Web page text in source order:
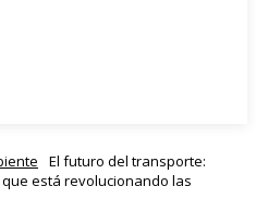
El futuro del transporte:
está revolucionando las